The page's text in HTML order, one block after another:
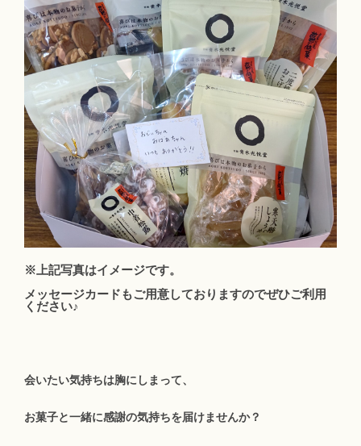
※上記写真はイメージです。
メッセージカードもご用意しておりますのでぜひご利用
ください♪
会いたい気持ちは胸にしまって、
お菓子と一緒に感謝の気持ちを届けませんか？